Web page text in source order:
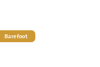
Barefoot